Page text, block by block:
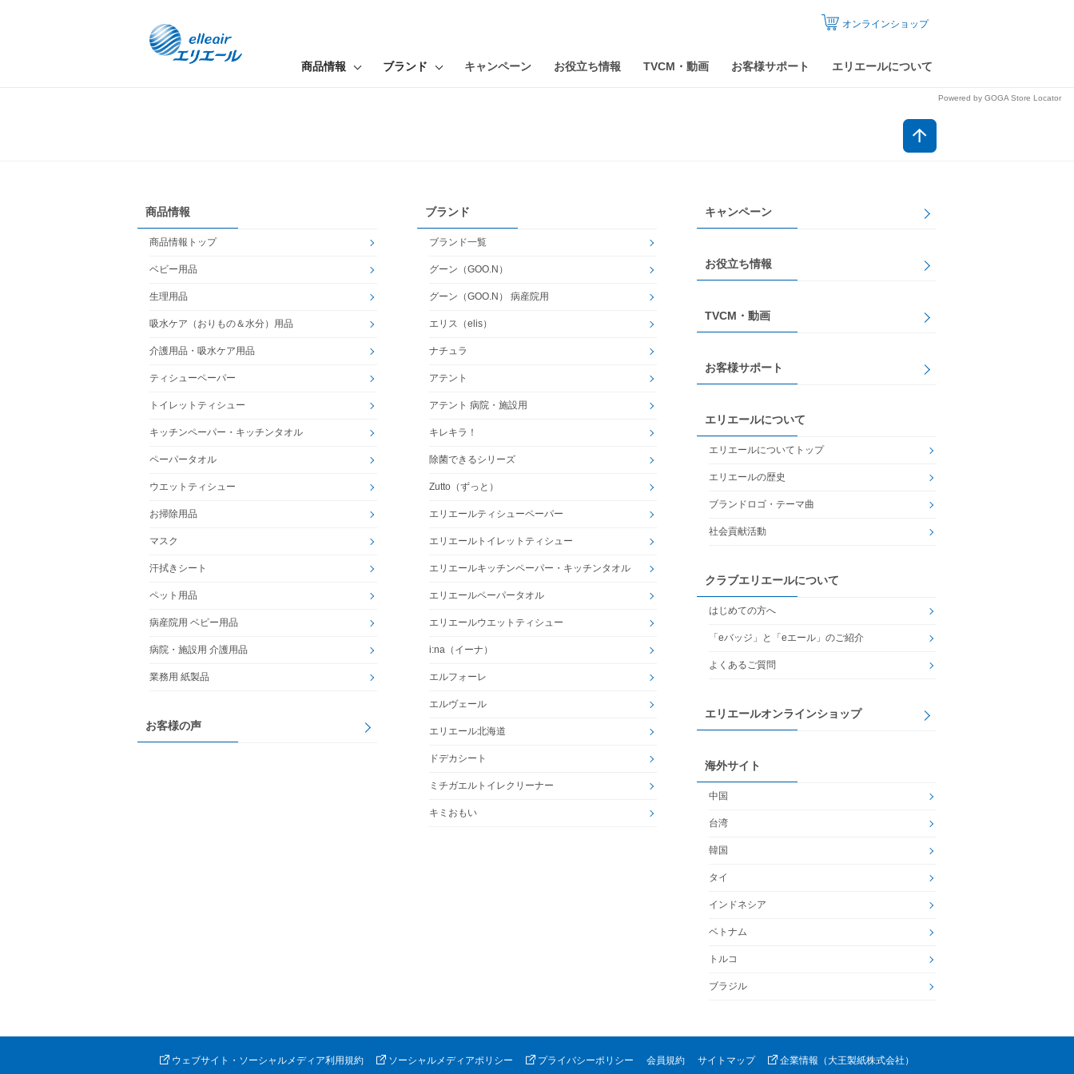
商品情報 ブランド キャンペーン お役立ち情報 TVCM・動画 お客様サポート エリエールについて
オンラインショップ
Powered by GOGA Store Locator
商品情報
商品情報トップ
ベビー用品
生理用品
吸水ケア（おりもの＆水分）用品
介護用品・吸水ケア用品
ティシューペーパー
トイレットティシュー
キッチンペーパー・キッチンタオル
ペーパータオル
ウエットティシュー
お掃除用品
マスク
汗拭きシート
ペット用品
病産院用 ベビー用品
病院・施設用 介護用品
業務用 紙製品
お客様の声
ブランド
ブランド一覧
グーン（GOO.N）
グーン（GOO.N） 病産院用
エリス（elis）
ナチュラ
アテント
アテント 病院・施設用
キレキラ！
除菌できるシリーズ
Zutto（ずっと）
エリエールティシューペーパー
エリエールトイレットティシュー
エリエールキッチンペーパー・キッチンタオル
エリエールペーパータオル
エリエールウエットティシュー
i:na（イーナ）
エルフォーレ
エルヴェール
エリエール北海道
ドデカシート
ミチガエルトイレクリーナー
キミおもい
キャンペーン
お役立ち情報
TVCM・動画
お客様サポート
エリエールについて
エリエールについてトップ
エリエールの歴史
ブランドロゴ・テーマ曲
社会貢献活動
クラブエリエールについて
はじめての方へ
「eバッジ」と「eエール」のご紹介
よくあるご質問
エリエールオンラインショップ
海外サイト
中国
台湾
韓国
タイ
インドネシア
ベトナム
トルコ
ブラジル
ウェブサイト・ソーシャルメディア利用規約 ソーシャルメディアポリシー プライバシーポリシー 会員規約 サイトマップ 企業情報（大王製紙株式会社）